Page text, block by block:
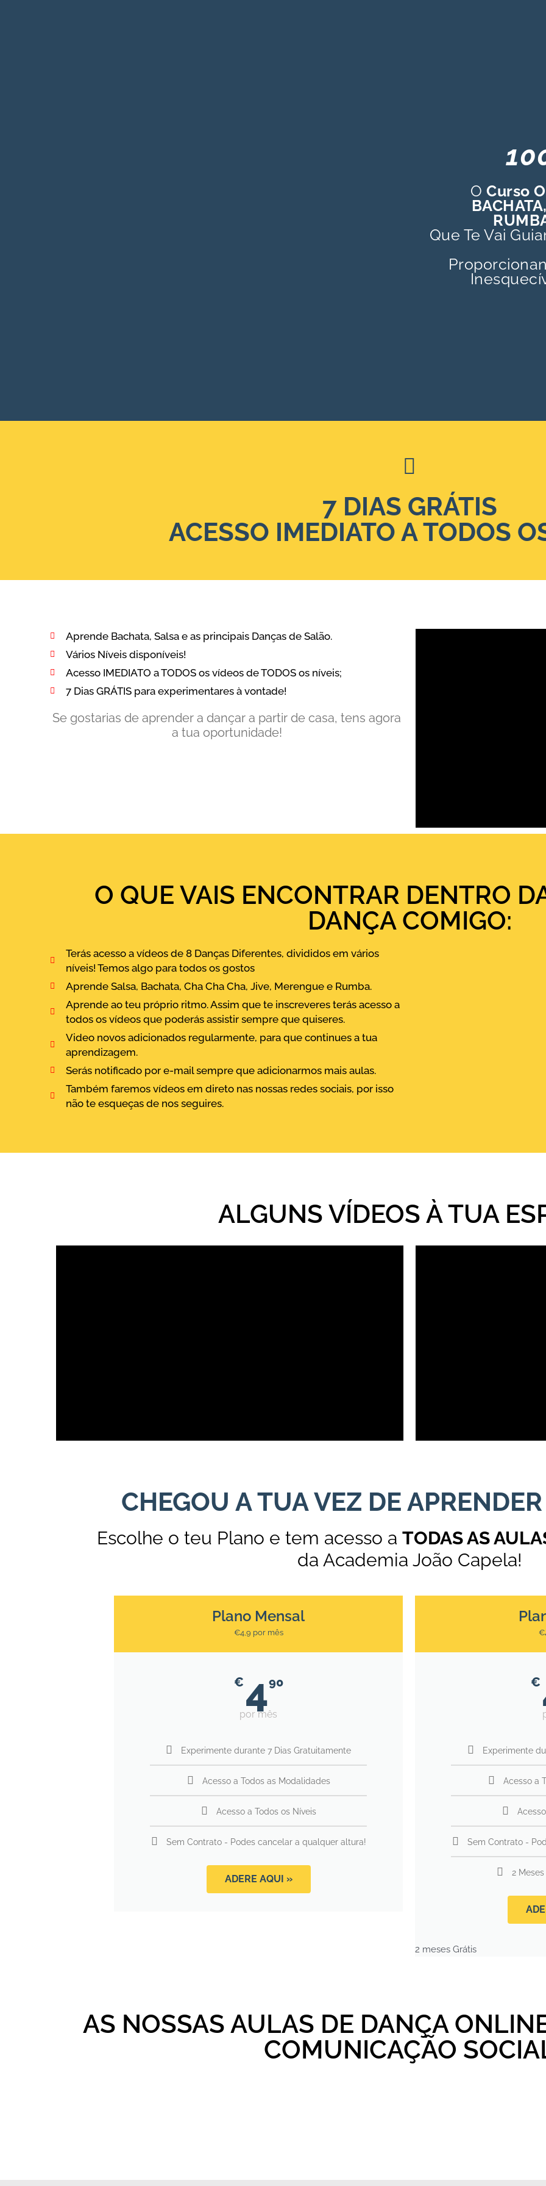
OCurso
Que Te Vai
7 DIAS GRÁTIS
ACESSO IMEDIATO A TODOS
Aprende Bachata, Salsa e as principais Danças de Salão.
Vários Níveis disponíveis!
Acesso IMEDIATO a TODOS os vídeos de TODOS os níveis;
7 Dias GRÁTIS para experimentares à vontade!
Se gostarias de aprender a dançar a partir de casa, tens agora
a tua oportunidade!
O QUE VAIS ENCONTRAR DENTRO
DANÇA COMIGO:
Terás acesso a vídeos de 8 Danças Diferentes, divididos em vários
níveis! Temos algo para todos os gostos
Aprende Salsa, Bachata, Cha Cha Cha, Jive, Merengue e Rumba.
Aprende ao teu próprio ritmo. Assim que te inscreveres terás acesso a
todos os vídeos que poderás assistir sempre que quiseres.
Video novos adicionados regularmente, para que continues a tua
aprendizagem.
Serás notificado por e-mail sempre que adicionarmos mais aulas.
Também faremos vídeos em direto nas nossas redes sociais, por isso
não te esqueças de nos seguires.
ALGUNS VÍDEOS À TUA
CHEGOU A TUA VEZ DE
Escolhe o teu Plano e tem acesso a TODAS AS
da Academia João Capela!
Plano Mensal
€4,9 por mês
€ 490
por mês
Experimente durante 7 Dias Gratuitamente
Acesso a Todos as Modalidades
Acesso a Todos os Níveis
Sem Contrato - Podes cancelar a qualquer altura!
ADERE AQUI »
€
Experimente
Acesso a
Sem Contrato -
2
2 meses Grátis
AS NOSSAS AULAS DE DANÇA
COMUNICAÇÃO